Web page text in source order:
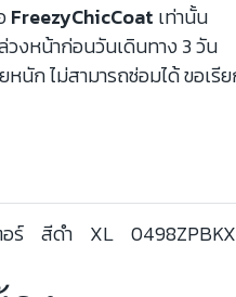
FreezyChicCoat เท่านั้น
งหน้าก่อนวันเดินทาง 3 วัน
ก ไม่สามารถซ่อมได้ ขอเรีย
ร์ สีดำ XL